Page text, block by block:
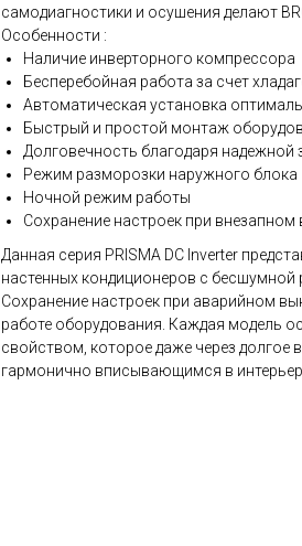
самодиагностики и осушения делают
Особенности :
Наличие инверторного компрессора
Бесперебойная работа за счет
Автоматическая установка
Быстрый и простой монтаж
Долговечность благодаря надежной
Режим разморозки наружного блока
Ночной режим работы
Сохранение настроек при
Данная серия PRISMA DC Inverter
настенных кондиционеров с
Сохранение настроек при аварийном
работе оборудования. Каждая модель
свойством, которое даже через долгое
гармонично вписывающимся в